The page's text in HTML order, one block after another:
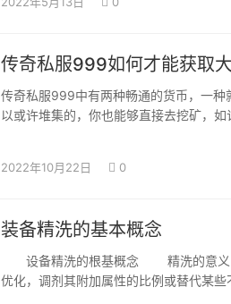
传奇私服999如何才能获取
传奇私服999中有两种畅通的货币，一
以或许堆集的，你也能够直接去挖矿，
2022年10月22日 0
装备精洗的基本概念
设备精洗的根基概念 精洗的意义
优化，调剂其附加属性的比例或替代某